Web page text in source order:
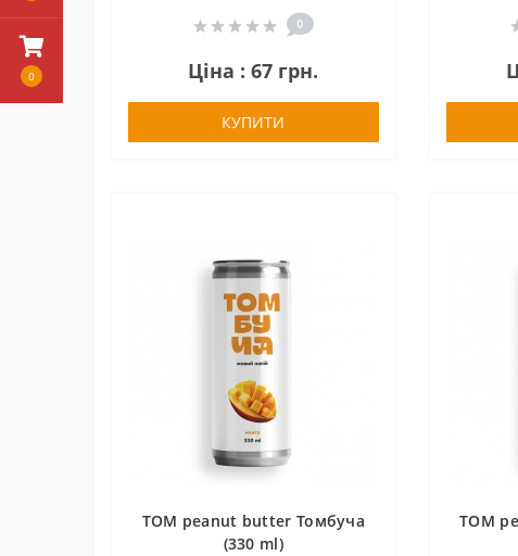
0
0
Ціна : 67 грн.
КУПИТИ
TOM peanut butter Томбуча
(330 ml)
TOM